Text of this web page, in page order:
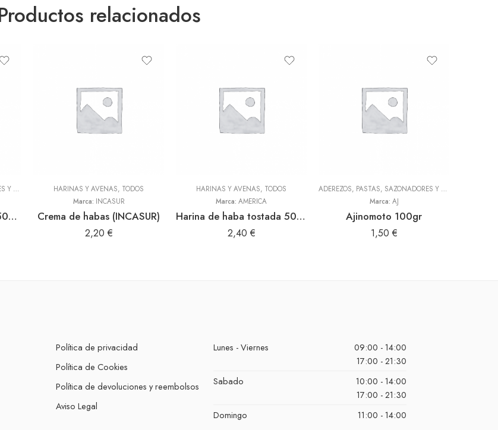
relacionados
ADEREZOS, PASTAS, SAZONADORES Y CONDIMENTOS ,TODOS
Panquita bajo picante 250gr (Sibarita)
HARINAS Y AVENAS, TODOS
Marca: INCASUR
Crema de habas (INCASUR)
2,20 €
HARINAS Y AVENAS, TODOS
Marca: AMERICA
Harina de haba tostada 500gr (America)
2,40 €
ADEREZOS, PASTAS, SAZONADORES Y CONDIMENTOS
Marca: AJ
Ajinomoto 100gr
1,50 €
Política de privacidad
Política de Cookies
Política de devoluciones y reembolsos
Aviso Legal
Lunes - Viernes
09:00 - 14:00
17:00 - 21:30
Sabado
10:00 - 14:00
17:00 - 21:30
Domingo
11:00 - 14:00